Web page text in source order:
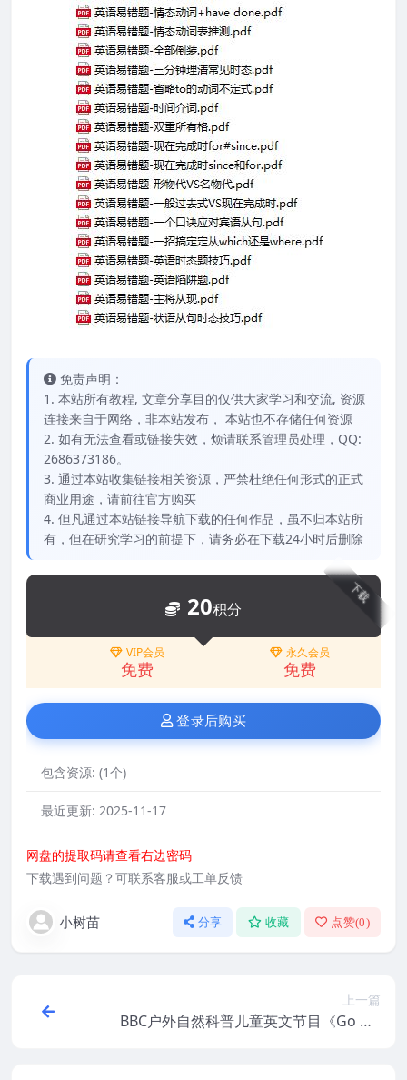
免责声明：
1. 本站所有教程, 文章分享目的仅供大家学习和交流, 资源
连接来自于网络，非本站发布， 本站也不存储任何资源
2. 如有无法查看或链接失效，烦请联系管理员处理，QQ:
2686373186。
3. 通过本站收集链接相关资源，严禁杜绝任何形式的正式
商业用途，请前往官方购买
4. 但凡通过本站链接导航下载的任何作品，虽不归本站所
有，但在研究学习的前提下，请务必在下载24小时后删除
下载
20积分
VIP会员
免费
永久会员
免费
登录后购买
包含资源: (1个)
最近更新: 2025-11-17
网盘的提取码请查看右边密码
下载遇到问题？可联系客服或工单反馈
小树苗 分享 收藏 点赞(0)
上一篇
BBC户外自然科普儿童英文节目《Go Wil